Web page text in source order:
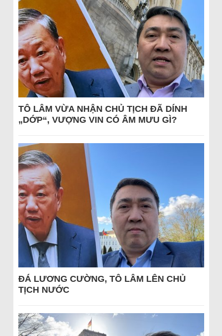
TÔ LÂM VỪA NHẬN CHỦ TỊCH ĐÃ DÍNH
„DỚP“, VƯỢNG VIN CÓ ÂM MƯU GÌ?
ĐÁ LƯƠNG CƯỜNG, TÔ LÂM LÊN CHỦ
TỊCH NƯỚC